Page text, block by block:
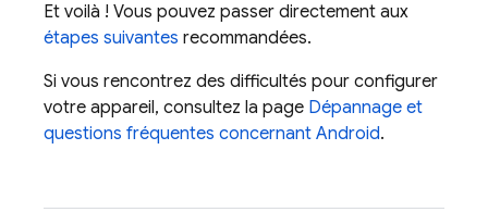
Et voilà ! Vous pouvez passer directement aux
étapes suivantes recommandées.
Si vous rencontrez des difficultés pour configurer
votre appareil, consultez la page Dépannage et
questions fréquentes concernant Android.